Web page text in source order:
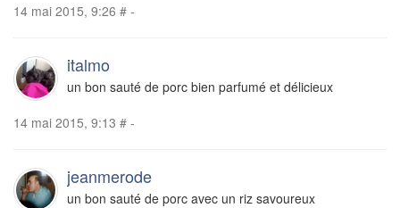
14 mai 2015, 9:26 # -
italmo
un bon sauté de porc bien parfumé et délicieux
14 mai 2015, 9:13 # -
jeanmerode
un bon sauté de porc avec un riz savoureux